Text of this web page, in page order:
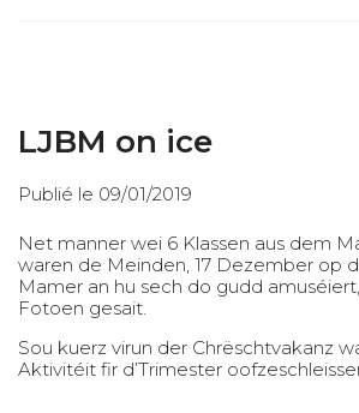
LJBM on ice
Publié le 09/01/2019
Net manner wei 6 Klassen aus dem
waren de Meinden, 17 Dezember op
Mamer an hu sech do gudd
Fotoen gesait.
Sou kuerz virun der Chrëschtvakanz
Aktivitéit fir d’Trimester